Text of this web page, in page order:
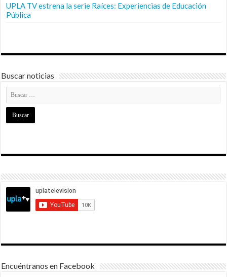
UPLA TV estrena la serie Raíces: Experiencias de Educación
Pública
Buscar noticias
Encuéntranos en Facebook